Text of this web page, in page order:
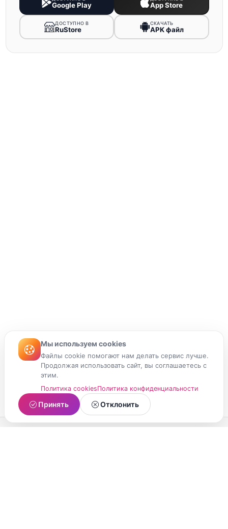
Google Play App Store
ДОСТУПНО В
RuStore
СКАЧАТЬ
APK файл
Мы используем cookies
Файлы cookie помогают нам делать сервис лучше.
Продолжая использовать сайт, вы соглашаетесь с
этим.
Политика cookiesПолитика конфиденциальности
Принять Отклонить